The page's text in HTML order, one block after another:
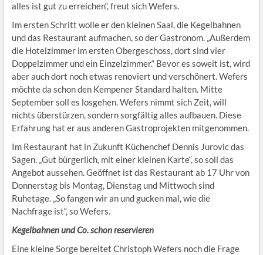
alles ist gut zu erreichen“, freut sich Wefers.
Im ersten Schritt wolle er den kleinen Saal, die Kegelbahnen
und das Restaurant aufmachen, so der Gastronom. „Außerdem
die Hotelzimmer im ersten Obergeschoss, dort sind vier
Doppelzimmer und ein Einzelzimmer.“ Bevor es soweit ist, wird
aber auch dort noch etwas renoviert und verschönert. Wefers
möchte da schon den Kempener Standard halten. Mitte
September soll es losgehen. Wefers nimmt sich Zeit, will
nichts überstürzen, sondern sorgfältig alles aufbauen. Diese
Erfahrung hat er aus anderen Gastroprojekten mitgenommen.
Im Restaurant hat in Zukunft Küchenchef Dennis Jurovic das
Sagen. „Gut bürgerlich, mit einer kleinen Karte“, so soll das
Angebot aussehen. Geöffnet ist das Restaurant ab 17 Uhr von
Donnerstag bis Montag, Dienstag und Mittwoch sind
Ruhetage. „So fangen wir an und gucken mal, wie die
Nachfrage ist“, so Wefers.
Kegelbahnen und Co. schon reservieren
Eine kleine Sorge bereitet Christoph Wefers noch die Frage